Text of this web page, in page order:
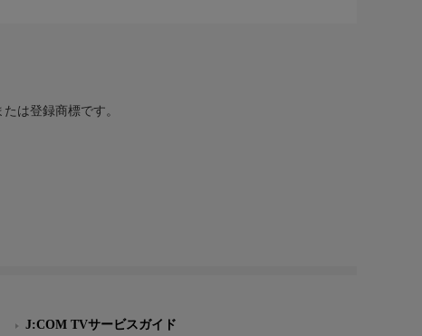
は登録商標です。
J:COM TVサービスガイド